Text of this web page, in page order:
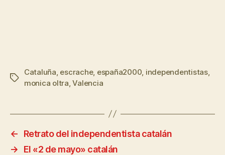
Cataluña escrache, españa2000 independentistas,
monica oltra ,Valencia
←
Retrato del independentista catalán
→
El «2 de mayo» catalán